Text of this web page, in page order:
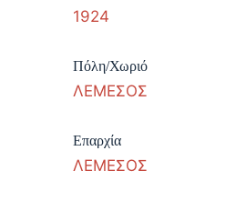
1924
Πόλη/Χωριό
ΛΕΜΕΣΟΣ
Επαρχία
ΛΕΜΕΣΟΣ